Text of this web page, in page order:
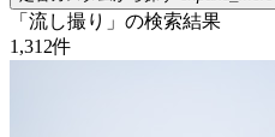
「流し撮り」の検索結果
1,312件